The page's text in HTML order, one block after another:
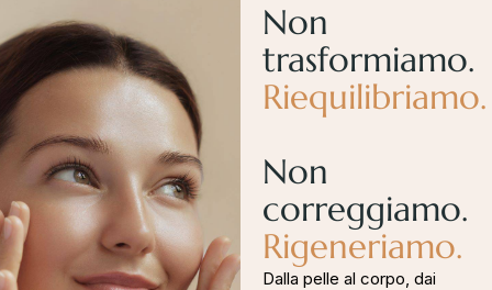
Non
trasformiamo.
Riequilibriamo.
Non
correggiamo.
Rigeneriamo.
Dalla pelle al corpo, dai